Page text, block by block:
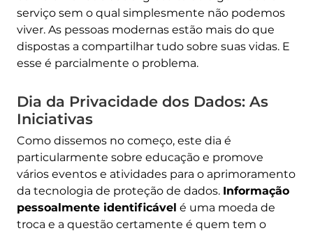
serviço sem o qual simplesmente não podemos
viver. As pessoas modernas estão mais do que
dispostas a compartilhar tudo sobre suas vidas. E
esse é parcialmente o problema.
Dia da Privacidade dos Dados: As
Iniciativas
Como dissemos no começo, este dia é
particularmente sobre educação e promove
vários eventos e atividades para o aprimoramento
da tecnologia de proteção de dados. Informação
pessoalmente identificável é uma moeda de
troca e a questão certamente é quem tem o